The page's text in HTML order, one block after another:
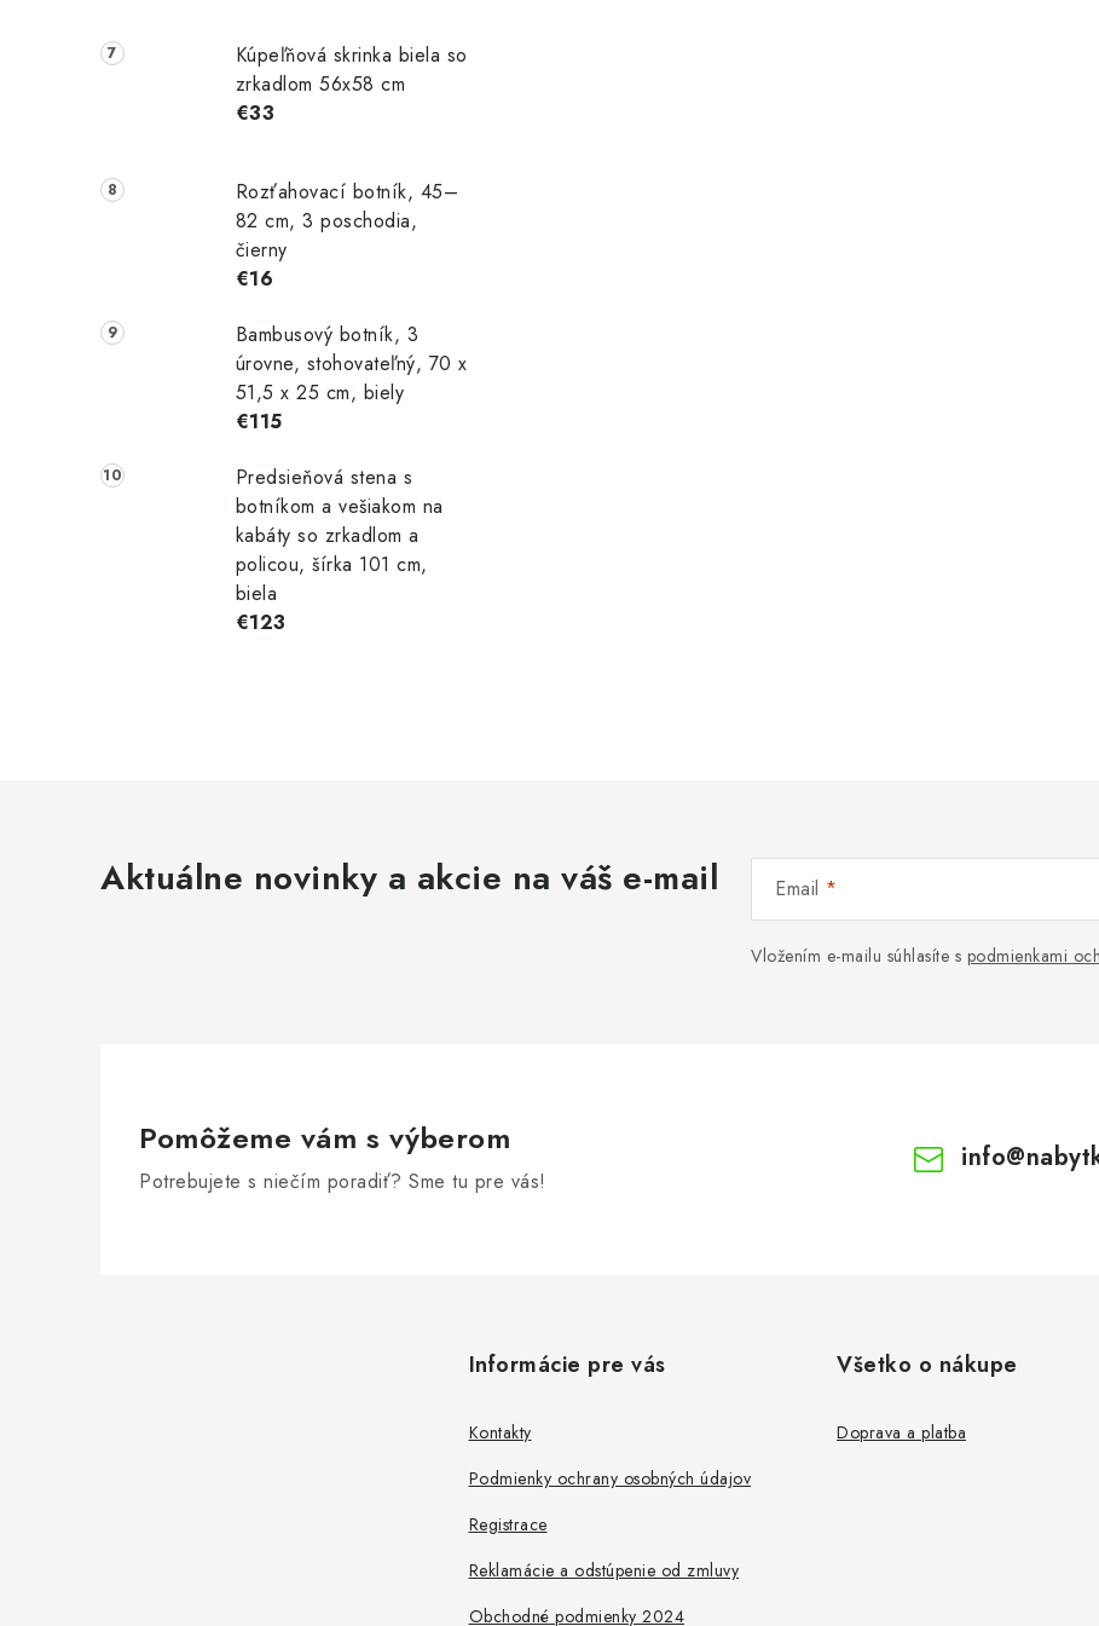
Kúpeľňová skrinka biela so
zrkadlom 56x58 cm
€33
Rozťahovací botník, 45–
82 cm, 3 poschodia,
čierny
€16
Bambusový botník, 3
úrovne, stohovateľný, 70 x
51,5 x 25 cm, biely
€115
Predsieňová stena s
botníkom a vešiakom na
kabáty so zrkadlom a
policou, šírka 101 cm,
biela
€123
Aktuálne novinky a akcie na váš e-mail Email
Vložením e-mailu súhlasíte s podmienkami
Pomôžeme vám s výberom
Potrebujete s niečím poradiť? Sme tu pre vás!
info@
Informácie pre vás
Kontakty
Podmienky ochrany osobných údajov
Registrace
Reklamácie a odstúpenie od zmluvy
Obchodné podmienky 2024
Všetko o nákupe
Doprava a platba